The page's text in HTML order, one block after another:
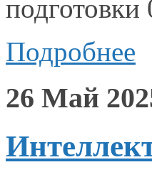
Подробнее
26 Май